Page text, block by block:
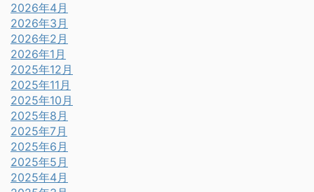
2026年4月
2026年3月
2026年2月
2026年1月
2025年12月
2025年11月
2025年10月
2025年8月
2025年7月
2025年6月
2025年5月
2025年4月